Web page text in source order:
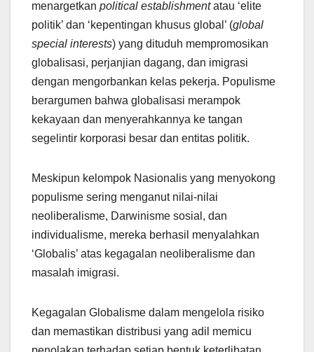
menargetkan political establishmentatau ‘elite
politik’ dan ‘kepentingan khusus global’ (global
special interests) yang dituduh mempromosikan
globalisasi, perjanjian dagang, dan imigrasi
dengan mengorbankan kelas pekerja. Populisme
berargumen bahwa globalisasi merampok
kekayaan dan menyerahkannya ke tangan
segelintir korporasi besar dan entitas politik.
Meskipun kelompok Nasionalis yang menyokong
populisme sering menganut nilai-nilai
neoliberalisme, Darwinisme sosial, dan
individualisme, mereka berhasil menyalahkan
‘Globalis’ atas kegagalan neoliberalisme dan
masalah imigrasi.
Kegagalan Globalisme dalam mengelola risiko
dan memastikan distribusi yang adil memicu